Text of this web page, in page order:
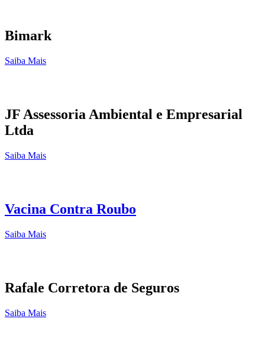
Bimark
Saiba Mais
JF Assessoria Ambiental e Empresarial
Ltda
Saiba Mais
Vacina Contra Roubo
Saiba Mais
Rafale Corretora de Seguros
Saiba Mais